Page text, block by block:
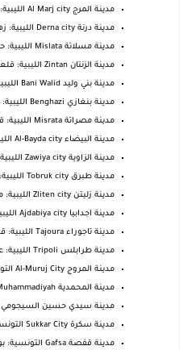
مدينة المرج Al Marj city الليبية: حاضرة "برقة" الق...
مدينة درنة Derna city الليبية: زهرة الياسمين ومدين...
مدينة مسلاتة Mislata الليبية: حارسة الجبل وعاصمة ا...
مدينة الزنتان Zintan الليبية: قلعة الجبل الأشم وحا...
مدينة بني وليد Bani Walid الليبية: مدينة الوديان و...
مدينة بنغازي Benghazi الليبية: عصية الدمع ومنارة ا...
مدينة مصراتة Misrata الليبية: قلب ليبيا النابض وعا...
مدينة البيضاء Al-Bayda city الليبية: مدينة الزاوية...
مدينة الزاوية Zawiya city الليبية: مدينة العلم وال...
مدينة طبرق Tobruk city الليبية: دار السلام وبوابة ...
مدينة زليتن Zliten city الليبية: منارة العلم وقبلة...
مدينة اجدابيا Ajdabiya city الليبية: مفترق الطرق ا...
مدينة تاجوراء Tajoura الليبية: قلعة الصمود وبوابة ...
مدينة طرابلس Tripoli الليبية: عروس البحر الأبيض ال...
مدينة المروج Al-Muruj City التونسية: رئة العاصمة ا...
مدينة المحمدية Muhammadiyah التونسية: حارسة التار...
مدينة سيدي حسين السيجومي Sidi Hussein التونسية: قل...
مدينة سكرة Sukkar City التونسية: من بساتين "البرتق...
مدينة قفصة Gafsa التونسية: بوابة الجنوب الغربي وحا...